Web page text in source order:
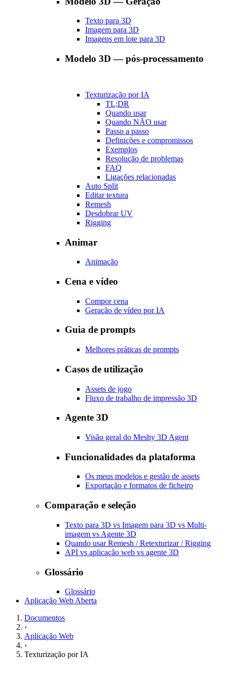
Texto para 3D
Imagem para 3D
Imagens em lote para 3D
Modelo 3D — pós-processamento
Texturização por IA
TL;DR
Quando usar
Quando NÃO usar
Passo a passo
Definições e compromissos
Exemplos
Resolução de problemas
FAQ
Ligações relacionadas
Auto Split
Editar textura
Remesh
Desdobrar UV
Rigging
Animar
Animação
Cena e vídeo
Compor cena
Geração de vídeo por IA
Guia de prompts
Melhores práticas de prompts
Casos de utilização
Assets de jogo
Fluxo de trabalho de impressão 3D
Agente 3D
Visão geral do Meshy 3D Agent
Funcionalidades da plataforma
Os meus modelos e gestão de assets
Exportação e formatos de ficheiro
Comparação e seleção
Texto para 3D vs Imagem para 3D vs Multi-
imagem vs Agente 3D
Quando usar Remesh / Retexturizar / Rigging
API vs aplicação web vs agente 3D
Glossário
Glossário
Aplicação Web Aberta
Documentos
›
Aplicação Web
›
Texturização por IA